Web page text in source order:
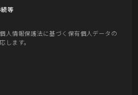
等
人情報保護法に基づく保有個人データの
します。